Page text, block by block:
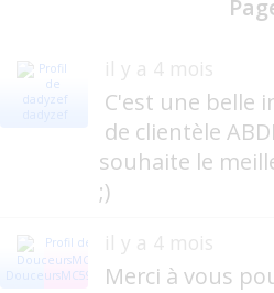
dadyzef
il y a 4 mois
C'est une belle
de clientèle
souhaite le
;)
DouceursMC59
il y a 4 mois
Merci à vous